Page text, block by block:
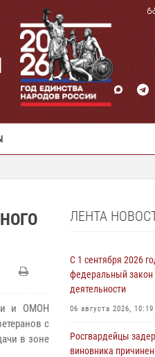
и ОМОН
с
в зоне
ЛЕНТА
С 1 сентября 2026
федеральный закон
деятельности
06 августа 2026, 10:19
Росгвардейцы
виновника